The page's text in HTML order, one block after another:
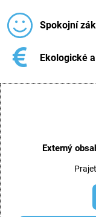
Spokojní
Ekologické
Externý